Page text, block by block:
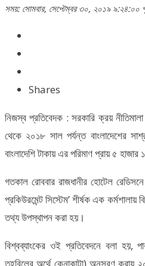
সময়: সোমবার, সেপ্টেম্বর ৩০, ২০১৯ ৯:২৪:০০
Shares
নিজস্ব প্রতিবেদক : সরকারি ক্রয়
থেকে ২০১৮ সাল পর্যন্ত বাংলাদেশের
বাংলাদেশি টাকায় এর পরিমাণ প্রায় ৫
গতকাল রোববার রাজধানীর হোটেল
প্রকিউরমেন্ট সিস্টেম’ শীর্ষক এক কর্মশালায়
তথ্য উপস্থাপন করা হয়।
বিশ্বব্যাংকের ওই প্রতিবেদনে বলা হয়,